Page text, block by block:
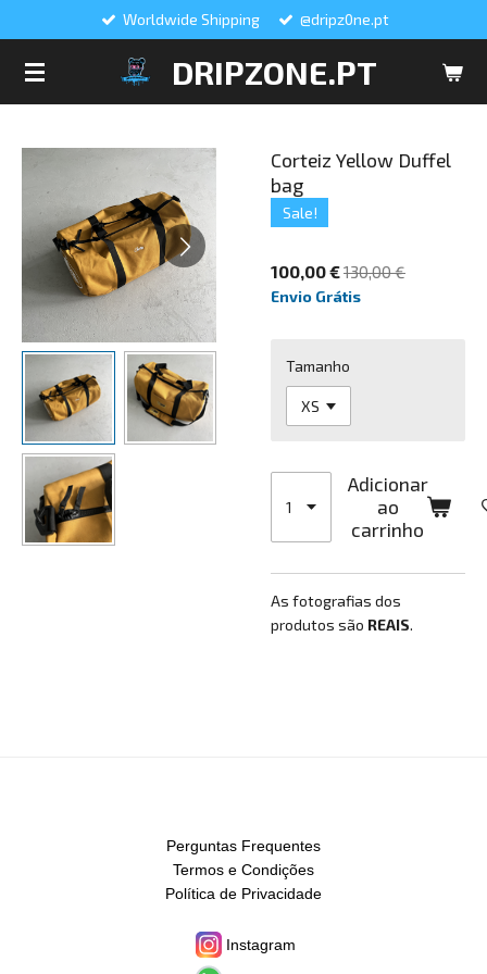
DRIPZONE.PT
Worldwide Shipping @dripz0ne.pt
Corteiz Yellow Duffel
bag
Sale!
100,00 €130,00 €
Envio Grátis
Tamanho
Adicionar
ao
carrinho
As fotografias dos
produtos são REAIS.
Perguntas Frequentes
Termos e Condições
Política de Privacidade
Instagram